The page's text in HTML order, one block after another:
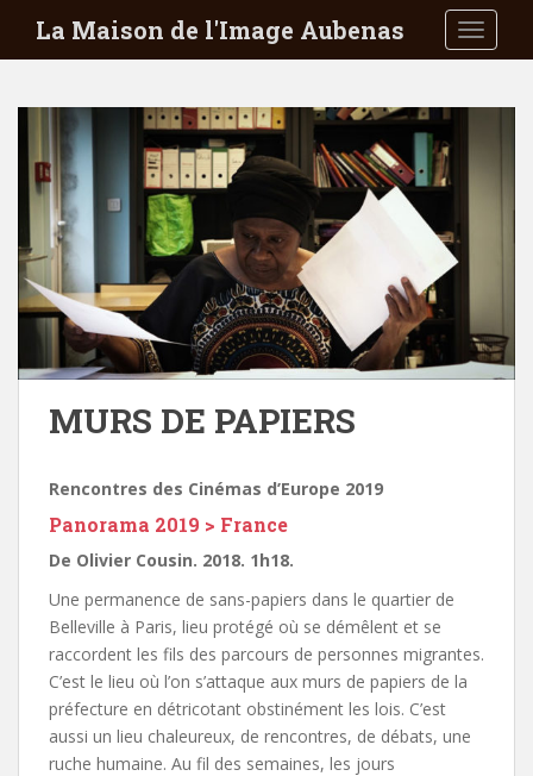
i
La Maison de l'Image Aubenas
MURS DE PAPIERS
Rencontres des Cinémas d’Europe 2019
Panorama 2019 > France
De Olivier Cousin. 2018. 1h18.
Une permanence de sans-papiers dans le quartier de
Belleville à Paris, lieu protégé où se démêlent et se
raccordent les fils des parcours de personnes migrantes.
C’est le lieu où l’on s’attaque aux murs de papiers de la
préfecture en détricotant obstinément les lois. C’est
aussi un lieu chaleureux, de rencontres, de débats, une
ruche humaine. Au fil des semaines, les jours